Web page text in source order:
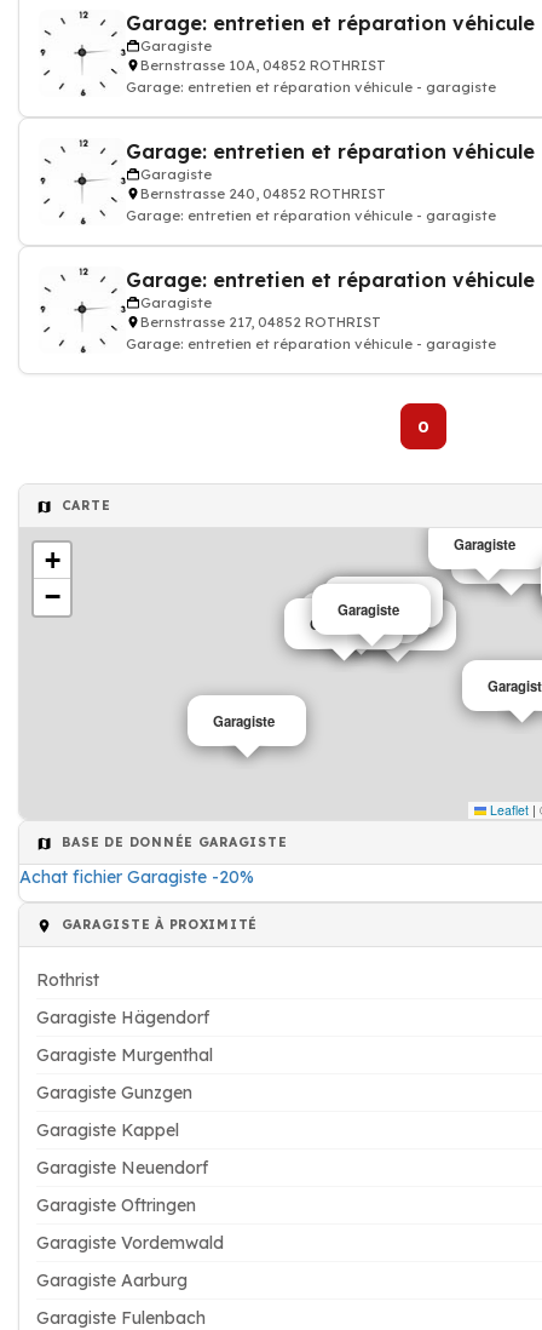
Garagiste
Bernstrasse 10A, 04852 ROTHRIST
Garage: entretien et réparation véhicule - garagiste
Garagiste
Bernstrasse 240, 04852 ROTHRIST
Garage: entretien et réparation véhicule - garagiste
Garagiste
Bernstrasse 217, 04852 ROTHRIST
Garage: entretien et réparation véhicule - garagiste
0
CARTE
Garagiste
Garagiste
Garagiste
Garagiste
Garagiste
Garagiste
Garagiste
Garagiste
+
−
Leaflet |
BASE DE DONNÉE GARAGISTE
Achat fichier Garagiste -20%
GARAGISTE À PROXIMITÉ
Rothrist
Garagiste Hägendorf
Garagiste Murgenthal
Garagiste Gunzgen
Garagiste Kappel
Garagiste Neuendorf
Garagiste Oftringen
Garagiste Vordemwald
Garagiste Aarburg
Garagiste Fulenbach